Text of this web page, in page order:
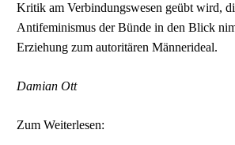
Kritik am Verbindungswesen geübt wird,
Antifeminismus der Bünde in den Blick
Erziehung zum autoritären Männerideal.
Damian Ott
Zum Weiterlesen: